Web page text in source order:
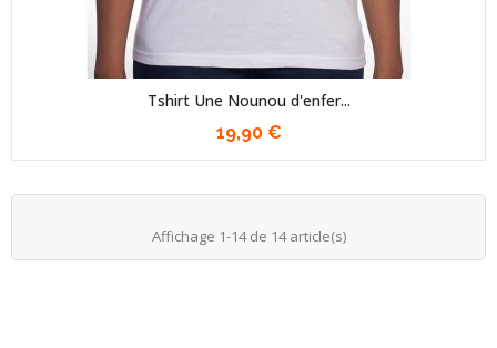
Tshirt Une Nounou d'enfer...
19,90 €
Affichage 1-14 de 14 article(s)